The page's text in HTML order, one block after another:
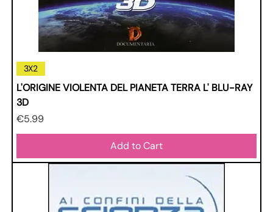
3X2
L'ORIGINE VIOLENTA DEL PIANETA TERRA L' BLU-RAY
3D
Price
€5.99
Add to Cart